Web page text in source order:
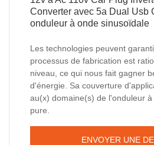
Converter avec 5a Dual Usb
onduleur à onde sinusoïdale
Les technologies peuvent
processus de fabrication est
niveau, ce qui nous fait gagner
d'énergie. Sa couverture
au(x) domaine(s) de l'onduleur
pure.
ENVOYER UNE